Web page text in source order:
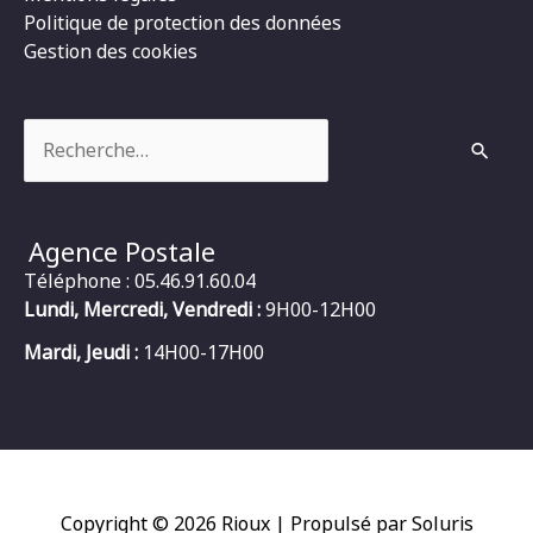
Politique de protection des données
Gestion des cookies
Agence Postale
Téléphone : 05.46.91.60.04
Lundi, Mercredi, Vendredi :9H00-12H00
Mardi, Jeudi : 14H00-17H00
Copyright © 2026 Rioux| Propulsé par Soluris